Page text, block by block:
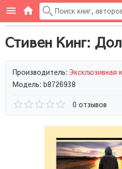
Стивен Кинг:
Производитель: Эксклюзивная
Модель: b8726938
0 отзывов